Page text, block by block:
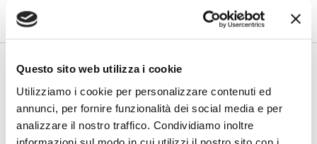
Questo sito web utilizza i cookie
Utilizziamo i cookie per personalizzare contenuti ed
annunci, per fornire funzionalità dei social media e per
analizzare il nostro traffico. Condividiamo inoltre